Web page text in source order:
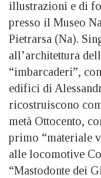
illustrazioni e di
presso il Museo
Pietrarsa (Na).
all’architettura
“imbarcaderi”,
edifici di
ricostruiscono
metà Ottocento,
primo “materiale
alle locomotive
“Mastodonte dei